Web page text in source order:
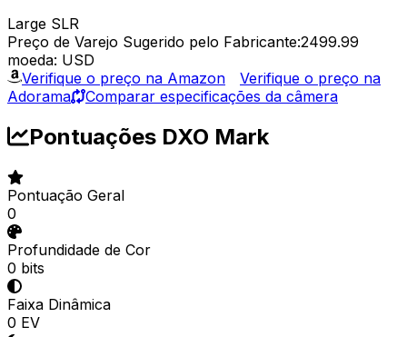
Large SLR
Preço de Varejo Sugerido pelo Fabricante:2499.99
moeda: USD
Verifique o preço na Amazon
Verifique o preço na
Adorama
Comparar especificações da câmera
Pontuações DXO Mark
Pontuação Geral
0
Profundidade de Cor
0 bits
Faixa Dinâmica
0 EV